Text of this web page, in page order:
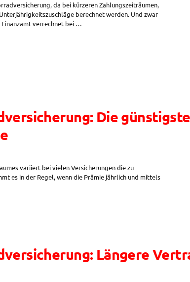
da bei kürzeren Zahlungszeiträumen,
berechnet werden. Und zwar
Finanzamt verrechnet bei …
Die
variiert bei vielen Versicherungen die zu
es in der Regel, wenn die Prämie jährlich und mittels
Längere